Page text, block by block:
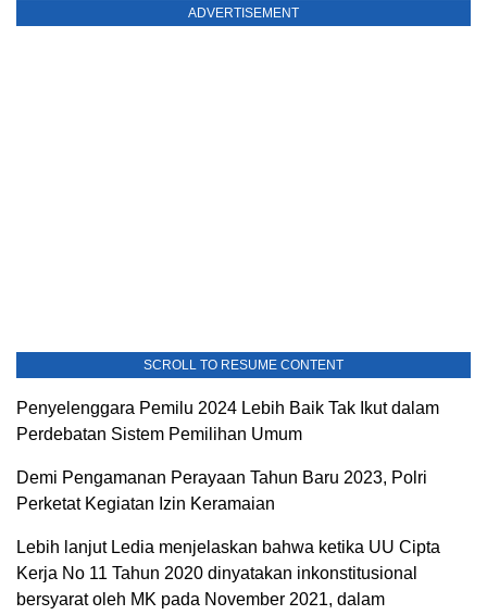
ADVERTISEMENT
SCROLL TO RESUME CONTENT
Penyelenggara Pemilu 2024 Lebih Baik Tak Ikut dalam
Perdebatan Sistem Pemilihan Umum
Demi Pengamanan Perayaan Tahun Baru 2023, Polri
Perketat Kegiatan Izin Keramaian
Lebih lanjut Ledia menjelaskan bahwa ketika UU Cipta
Kerja No 11 Tahun 2020 dinyatakan inkonstitusional
bersyarat oleh MK pada November 2021, dalam